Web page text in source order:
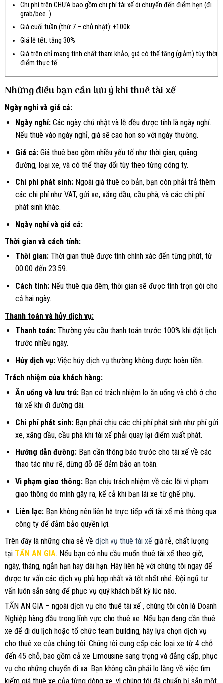
Chi phí trên CHƯA bao gồm chi phí tài xế di chuyển đến điểm hẹn (đi
grab/bee..)
Giá cuối tuần (thứ 7 – chủ nhật): +100k
Giá lễ tết: tăng 30%
Giá trên chỉ mang tính chất tham khảo, giá có thể tăng (giảm) tùy thời
điểm thực tế
Những điều bạn cần lưu ý khi thuê tài xế
Ngày nghỉ và giá cả:
Ngày nghỉ:Các ngày chủ nhật và lễ đều được tính là ngày nghỉ.
Nếu thuê vào ngày nghỉ, giá sẽ cao hơn so với ngày thường.
Giá cả:Giá thuê bao gồm nhiều yếu tố như thời gian, quãng
đường, loại xe, và có thể thay đổi tùy theo từng công ty.
Chi phí phát sinh:Ngoài giá thuê cơ bản, bạn còn phải trả thêm
các chi phí như VAT, gửi xe, xăng dầu, cầu phà, và các chi phí
phát sinh khác.
Ngày nghỉ và giá cả:
Thời gian và cách tính:
Thời gian:Thời gian thuê được tính chính xác đến từng phút, từ
00:00 đến 23:59.
Cách tính:Nếu thuê qua đêm, thời gian sẽ được tính trọn gói cho
cả hai ngày.
Thanh toán và hủy dịch vụ:
Thanh toán:Thường yêu cầu thanh toán trước 100% khi đặt lịch
trước nhiều ngày.
Hủy dịch vụ:Việc hủy dịch vụ thường không được hoàn tiền.
Trách nhiệm của khách hàng:
Ăn uống và lưu trú:Bạn có trách nhiệm lo ăn uống và chỗ ở cho
tài xế khi đi đường dài.
Chi phí phát sinh:Bạn phải chịu các chi phí phát sinh như phí gửi
xe, xăng dầu, cầu phà khi tài xế phải quay lại điểm xuất phát.
Hướng dẫn đường:Bạn cần thông báo trước cho tài xế về các
thao tác như rẽ, dừng đỗ để đảm bảo an toàn.
Vi phạm giao thông:Bạn chịu trách nhiệm về các lỗi vi phạm
giao thông do mình gây ra, kể cả khi bạn lái xe từ ghế phụ.
Liên lạc:Bạn không nên liên hệ trực tiếp với tài xế mà thông qua
công ty để đảm bảo quyền lợi.
Trên đây là những chia sẻ về dịch vụ thuê tài xế giá rẻ, chất lượng
tại TẤN AN GIA. Nếu bạn có nhu cầu muốn thuê tài xế theo giờ,
ngày, tháng, ngắn hạn hay dài hạn. Hãy liên hệ với chúng tôi ngay để
được tư vấn các dịch vụ phù hợp nhất và tốt nhất nhé. Đội ngũ tư
vấn luôn sẵn sàng để phục vụ quý khách bất kỳ lúc nào.
TẤN AN GIA – ngoài dịch vụ cho thuê tài xế , chúng tôi còn là Doanh
Nghiệp hàng đầu trong lĩnh vực cho thuê xe .Nếu bạn đang cần thuê
xe để đi du lịch hoặc tổ chức team building, hãy lựa chọn dịch vụ
cho thuê xe của chúng tôi. Chúng tôi cung cấp các loại xe từ 4 chỗ
đến 45 chỗ, bao gồm cả xe Limousine sang trọng và đẳng cấp, phục
vụ cho những chuyến đi xa. Bạn không cần phải lo lắng về việc tìm
kiếm giá thuê xe của từng dòng xe, vì chúng tôi đã chuẩn bị sẵn một